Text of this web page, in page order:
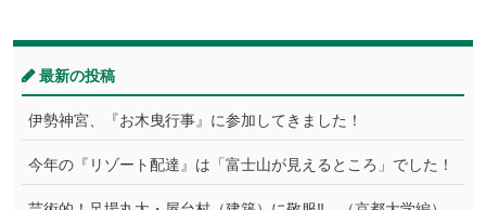
最新の投稿
伊勢神宮、『お木曳行事』に参加してきました！
今年の『リゾート配達』は「富士山が見えるところ」でした！